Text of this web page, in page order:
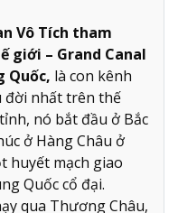
Vô Tích tham
giới – Grand Canal
Quốc, là con kênh
đời nhất trên thế
nó bắt đầu ở Bắc
ở Hàng Châu ở
huyết mạch giao
Quốc cổ đại.
qua Thương Châu,